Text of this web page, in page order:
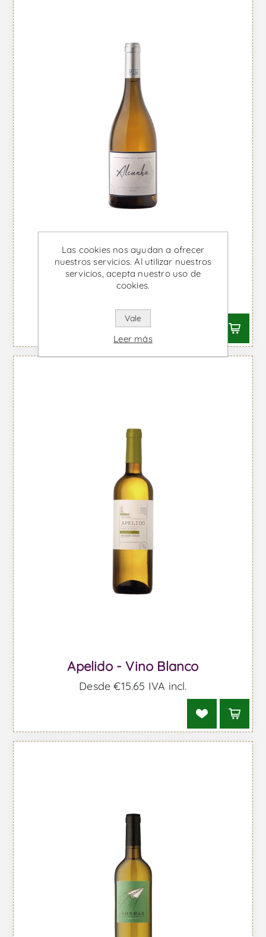
Alcunha - Vino Blanco
Apelido - Vino Blanco
Desde €15,65 IVA incl.
Las cookies nos ayudan a ofrecer
nuestros servicios. Al utilizar nuestros
servicios, acepta nuestro uso de
cookies.
Vale
Leer más